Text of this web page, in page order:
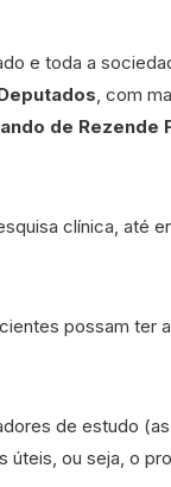
e toda a
, com
de Rezende
clínica, até
possam ter
de estudo
ou seja, o